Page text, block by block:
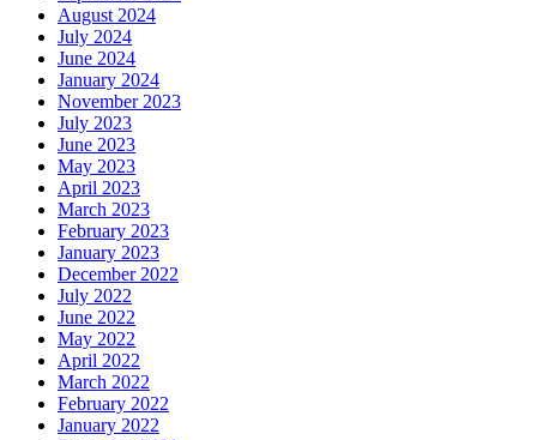
August 2024
July 2024
June 2024
January 2024
November 2023
July 2023
June 2023
May 2023
April 2023
March 2023
February 2023
January 2023
December 2022
July 2022
June 2022
May 2022
April 2022
March 2022
February 2022
January 2022